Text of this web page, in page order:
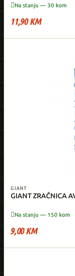
Na stanju — 30 kom
11,90 KM
GIANT
GIANT ZRAČNICA
Na stanju — 150 kom
9,00 KM